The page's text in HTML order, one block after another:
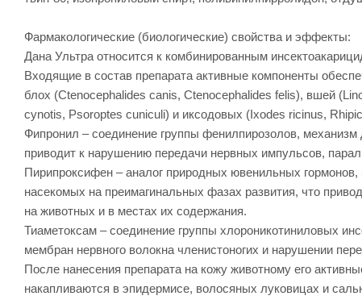
Фармакологические (биологические) свойства и эффекты:
Дана Ультра относится к комбинированным
Входящие в состав препарата активные компоненты
блох (Ctenocephalides canis, Ctenocephalides felis), вшей
cynotis, Psoroptes cuniculi) и иксодовых (Ixodes ricinus,
Фипронил – соединение группы фенилпирозолов,
приводит к нарушению передачи нервных импульсов,
Пирипроксифен – аналог природных ювенильных
насекомых на преимагинальных фазах развития, что
на животных и в местах их содержания.
Тиаметоксам – соединение группы хлороникотиниловых
мембран нервного волокна членистоногих и нарушении
После нанесения препарата на кожу животному его
накапливаются в эпидермисе, волосяных луковицах и